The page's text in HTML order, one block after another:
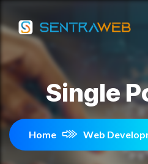
Single
Home Web